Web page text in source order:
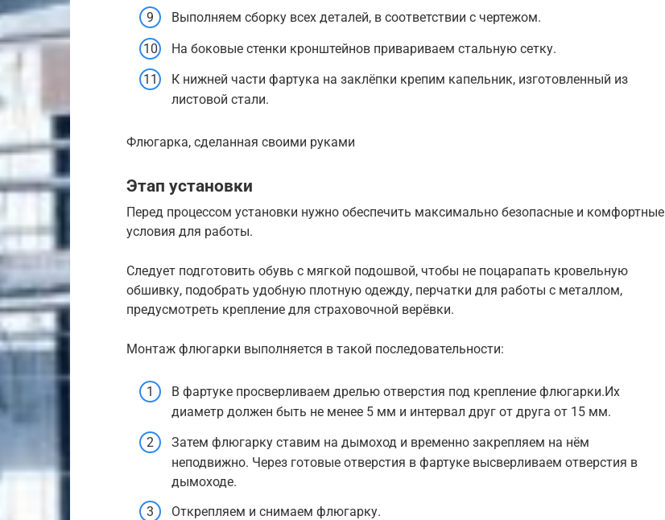
Выполняем сборку всех деталей, в соответствии с чертежом.
На боковые стенки кронштейнов привариваем стальную сетку.
К нижней части фартука на заклёпки крепим капельник, изготовленный из
листовой стали.
Флюгарка, сделанная своими руками
Этап установки
Перед процессом установки нужно обеспечить максимально безопасные и комфортные
условия для работы.
Следует подготовить обувь с мягкой подошвой, чтобы не поцарапать кровельную
обшивку, подобрать удобную плотную одежду, перчатки для работы с металлом,
предусмотреть крепление для страховочной верёвки.
Монтаж флюгарки выполняется в такой последовательности:
В фартуке просверливаем дрелью отверстия под крепление флюгарки.Их
диаметр должен быть не менее 5 мм и интервал друг от друга от 15 мм.
Затем флюгарку ставим на дымоход и временно закрепляем на нём
неподвижно. Через готовые отверстия в фартуке высверливаем отверстия в
дымоходе.
Открепляем и снимаем флюгарку.